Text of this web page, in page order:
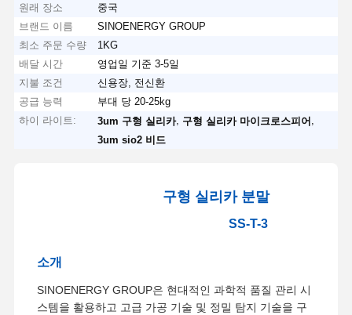
원래 장소
중국
브랜드 이름
SINOENERGY GROUP
최소 주문 수량
1KG
배달 시간
영업일 기준 3-5일
지불 조건
신용장, 전신환
공급 능력
부대 당 20-25kg
하이 라이트:
3um 구형 실리카, 구형 실리카 마이크로스피어
3um sio2 비드
구형 실리카 분말
SS-T-3
소개
SINOENERGY GROUP은 현대적인 과학적 품질 관리 시
스템을 활용하고 고급 가공 기술 및 정밀 탐지 기술을 구